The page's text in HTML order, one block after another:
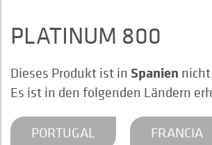
PLATINUM 800
Dieses Produkt ist in Spanien
Es ist in den folgenden Ländern
PORTUGAL FRANCIA